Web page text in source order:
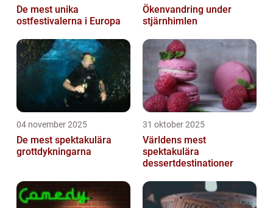
De mest unika
ostfestivalerna i Europa
Ökenvandring under
stjärnhimlen
04 november 2025
De mest spektakulära
grottdykningarna
31 oktober 2025
Världens mest
spektakulära
dessertdestinationer